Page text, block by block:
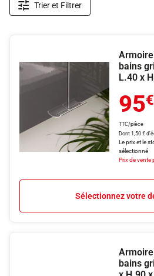
Trier et Filtrer
bains
L.40 x
95
TTC/pièce
Dont 1,50 €
Le prix et le
sélectionné
Prix de vente
Sélectionnez votre
bains